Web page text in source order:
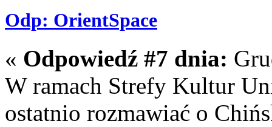
Odp: OrientSpace
« Odpowiedź #7 dnia:
W ramach Strefy Kultur
ostatnio rozmawiać o